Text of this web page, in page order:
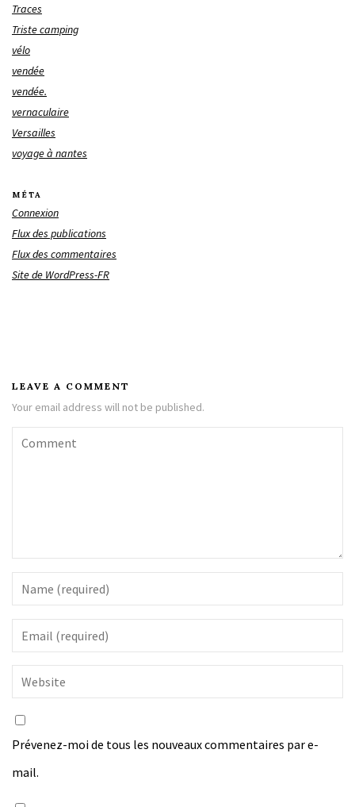
Traces
Triste camping
vélo
vendée
vendée.
vernaculaire
Versailles
voyage à nantes
MÉTA
Connexion
Flux des publications
Flux des commentaires
Site de WordPress-FR
LEAVE A COMMENT
Your email address will not be published.
Prévenez-moi de tous les nouveaux commentaires par e-
mail.